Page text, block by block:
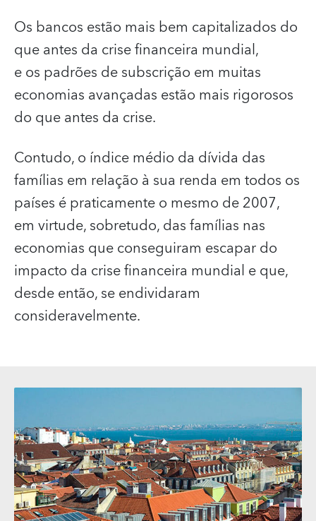
Os bancos estão mais bem capitalizados do
que antes da crise financeira mundial,
e os padrões de subscrição em muitas
economias avançadas estão mais rigorosos
do que antes da crise.
Contudo, o índice médio da dívida das
famílias em relação à sua renda em todos os
países é praticamente o mesmo de 2007,
em virtude, sobretudo, das famílias nas
economias que conseguiram escapar do
impacto da crise financeira mundial e que,
desde então, se endividaram
consideravelmente.